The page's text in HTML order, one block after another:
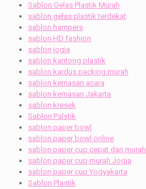
Sablon Gelas Plastik Murah
sablon gelas plastik terdekat
sablon hampers
sablon HD fashion
sablon jogja
sablon kantong plastik
sablon kardus packing murah
sablon kemasan acara
sablon kemasan Jakarta
sablon kresek
Sablon Palstik
sablon paper bowl
sablon paper bowl online
sablon paper cup cepat dan murah
sablon paper cup murah Jogja
sablon paper cup Yogyakarta
Sablon Plastik